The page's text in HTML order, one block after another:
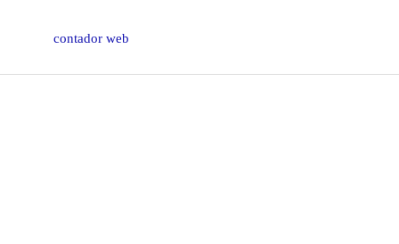
contador web